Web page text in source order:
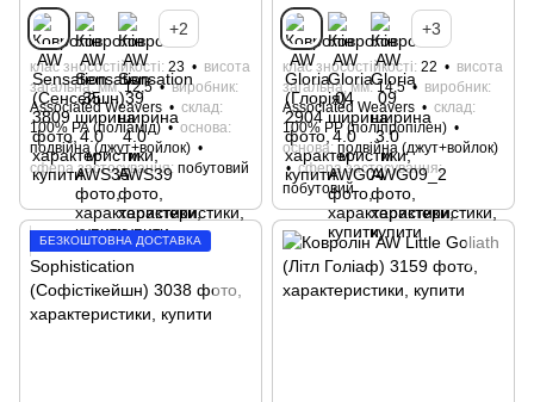
+2
клас зносостійкості 23
висота
загальна, мм 12,5
виробник
Associated Weavers
склад
100% РА (поліамід)
основа
подвійна (джут+войлок)
сфера застосування побутовий
+3
клас зносостійкості 22
висота
загальна, мм 14,5
виробник
Associated Weavers
склад
100% РР (поліпропілен)
основа подвійна (джут+войлок)
сфера застосування
побутовий
БЕЗКОШТОВНА ДОСТАВКА